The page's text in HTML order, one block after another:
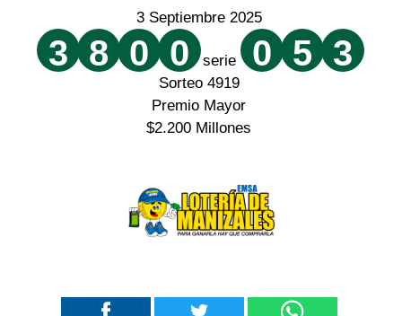
3 Septiembre 2025
3 8 0 0 serie 0 5 3
Sorteo 4919
Premio Mayor
$2.200 Millones